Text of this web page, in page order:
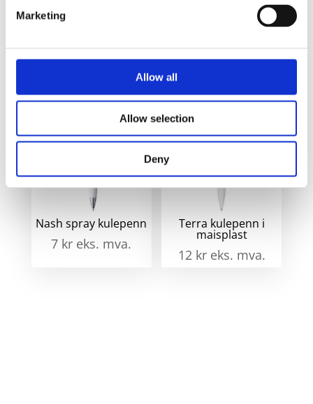
Marketing
Allow all
Allow selection
Deny
Waterman refill til
Nash spray kulepenn
7 kr eks. mva.
Terra kulepenn i
maisplast
12 kr eks. mva.